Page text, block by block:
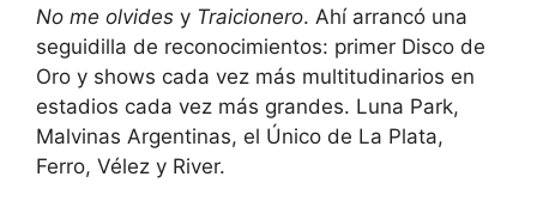
No me olvides y Traicionero. Ahí arrancó una
seguidilla de reconocimientos: primer Disco de
Oro y shows cada vez más multitudinarios en
estadios cada vez más grandes. Luna Park,
Malvinas Argentinas, el Único de La Plata,
Ferro, Vélez y River.